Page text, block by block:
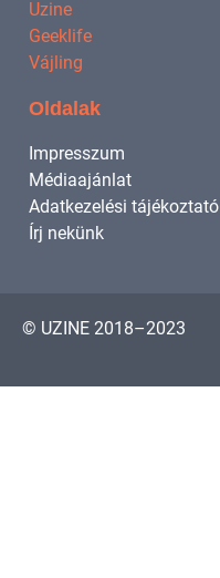
Uzine
Geeklife
Vájling
Oldalak
Impresszum
Médiaajánlat
Adatkezelési tájékoztató
Írj nekünk
© UZINE 2018–2023